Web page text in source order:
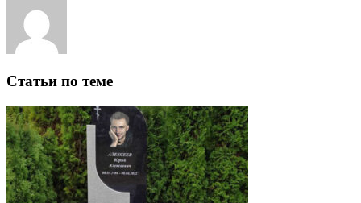
Статьи по теме